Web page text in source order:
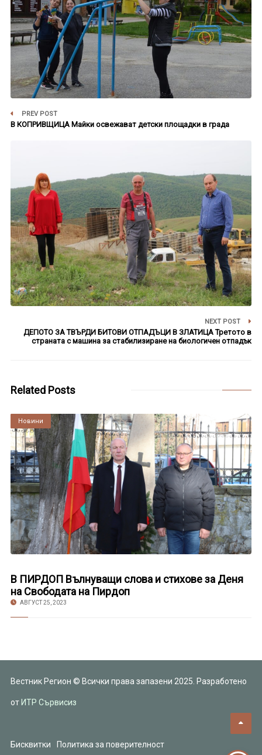
PREV POST
В КОПРИВЩИЦА Майки освежават детски площадки в града
NEXT POST
ДЕПОТО ЗА ТВЪРДИ БИТОВИ ОТПАДЪЦИ В ЗЛАТИЦА Третото в
страната с машина за стабилизиране на биологичен отпадък
Related Posts
Култура
Новини
В ПИРДОП Вълнуващи слова и стихове за Деня
на Свободата на Пирдоп
АВГУСТ 25, 2023
Вестник Регион © Всички права запазени 2025. Разработено
от ИТР Сървисиз
Бисквитки Политика за поверителност